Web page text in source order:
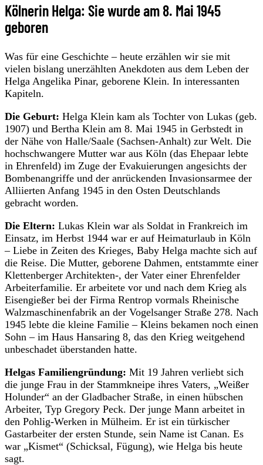
Kölnerin Helga: Sie wurde am 8. Mai 1945
geboren
Was für eine Geschichte – heute erzählen wir sie mit
vielen bislang unerzählten Anekdoten aus dem Leben der
Helga Angelika Pinar, geborene Klein. In interessanten
Kapiteln.
Die Geburt: Helga Klein kam als Tochter von Lukas (geb.
1907) und Bertha Klein am 8. Mai 1945 in Gerbstedt in
der Nähe von Halle/Saale (Sachsen-Anhalt) zur Welt. Die
hochschwangere Mutter war aus Köln (das Ehepaar lebte
in Ehrenfeld) im Zuge der Evakuierungen angesichts der
Bombenangriffe und der anrückenden Invasionsarmee der
Alliierten Anfang 1945 in den Osten Deutschlands
gebracht worden.
Die Eltern: Lukas Klein war als Soldat in Frankreich im
Einsatz, im Herbst 1944 war er auf Heimaturlaub in Köln
– Liebe in Zeiten des Krieges, Baby Helga machte sich auf
die Reise. Die Mutter, geborene Dahmen, entstammte einer
Klettenberger Architekten-, der Vater einer Ehrenfelder
Arbeiterfamilie. Er arbeitete vor und nach dem Krieg als
Eisengießer bei der Firma Rentrop vormals Rheinische
Walzmaschinenfabrik an der Vogelsanger Straße 278. Nach
1945 lebte die kleine Familie – Kleins bekamen noch einen
Sohn – im Haus Hansaring 8, das den Krieg weitgehend
unbeschadet überstanden hatte.
Helgas Familiengründung: Mit 19 Jahren verliebt sich
die junge Frau in der Stammkneipe ihres Vaters, „Weißer
Holunder“ an der Gladbacher Straße, in einen hübschen
Arbeiter, Typ Gregory Peck. Der junge Mann arbeitet in
den Pohlig-Werken in Mülheim. Er ist ein türkischer
Gastarbeiter der ersten Stunde, sein Name ist Canan. Es
war „Kismet“ (Schicksal, Fügung), wie Helga bis heute
sagt.